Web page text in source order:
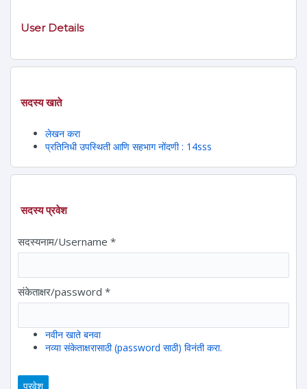
User Details
सदस्य खाते
लेखन करा
प्रतिनिधी उपस्थिती आणि सहभाग नोंदणी : 14sss
सदस्य प्रवेश
सदस्यनाम/Username *
संकेताक्षर/password *
नवीन खाते बनवा
नव्या संकेताक्षरासाठी (password साठी) विनंती करा.